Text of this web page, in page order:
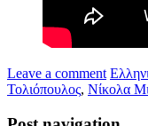
Leave a comment
Τολιόπουλος, Νίκολα